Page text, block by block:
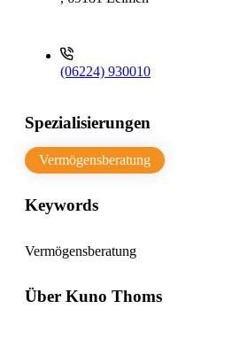
(06224) 930010
Spezialisierungen
Vermögensberatung
Keywords
Vermögensberatung
Über Kuno Thoms